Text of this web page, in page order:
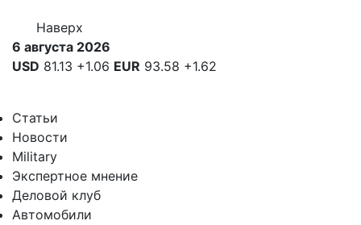
Наверх
6 августа 2026
USD 81.13 +1.06 EUR 93.58 +1.62
Статьи
Новости
Military
Экспертное мнение
Деловой клуб
Автомобили